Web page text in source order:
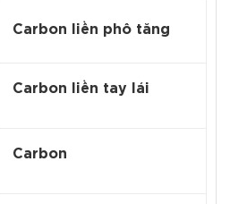
Carbon liền phô tăng
Carbon liền tay lái
Carbon